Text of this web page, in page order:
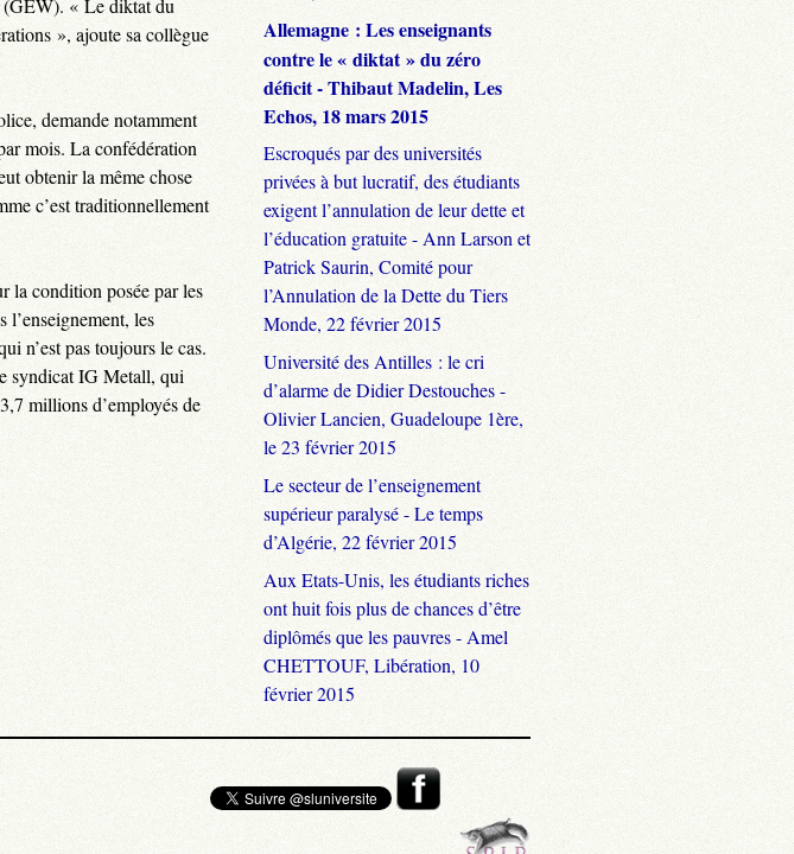
(GEW). « Le diktat du
», ajoute sa collègue
demande notamment
mois. La confédération
obtenir la même chose
c’est traditionnellement
la condition posée par les
les
n’est pas toujours le cas.
syndicat IG Metall, qui
millions d’employés de
Allemagne : Les enseignants
contre le « diktat » du zéro
déficit - Thibaut Madelin, Les
Echos, 18 mars 2015
Escroqués par des universités
privées à but lucratif, des étudiants
exigent l’annulation de leur dette et
l’éducation gratuite - Ann Larson et
Patrick Saurin, Comité pour
l’Annulation de la Dette du Tiers
Monde, 22 février 2015
Université des Antilles : le cri
d’alarme de Didier Destouches -
Olivier Lancien, Guadeloupe 1ère,
le 23 février 2015
Le secteur de l’enseignement
supérieur paralysé - Le temps
d’Algérie, 22 février 2015
Aux Etats-Unis, les étudiants riches
ont huit fois plus de chances d’être
diplômés que les pauvres - Amel
CHETTOUF, Libération, 10
février 2015